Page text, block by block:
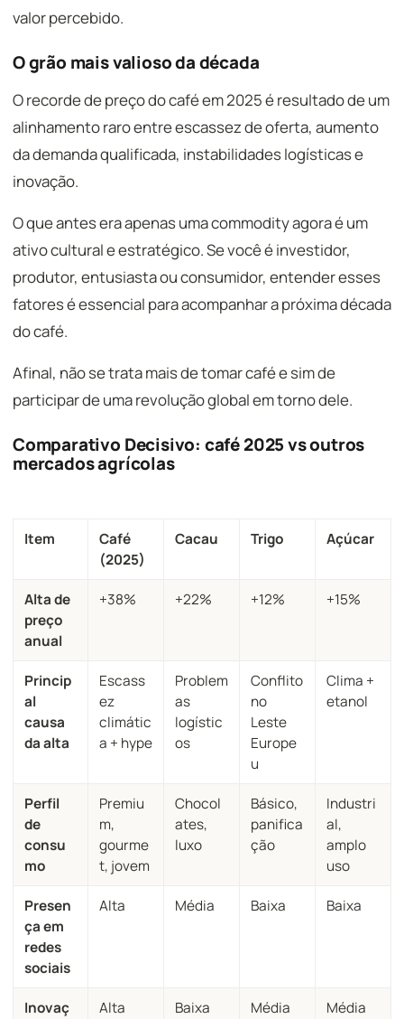
valor percebido.
O grão mais valioso da década
O recorde de preço do café em 2025 é resultado de um
alinhamento raro entre escassez de oferta, aumento
da demanda qualificada, instabilidades logísticas e
inovação.
O que antes era apenas uma commodity agora é um
ativo cultural e estratégico. Se você é investidor,
produtor, entusiasta ou consumidor, entender esses
fatores é essencial para acompanhar a próxima década
do café.
Afinal, não se trata mais de tomar café e sim de
participar de uma revolução global em torno dele.
Comparativo Decisivo: café 2025 vs outros
mercados agrícolas
Item
Café
(2025)
Cacau Trigo Açúcar
Alta de
preço
anual
+38% +22% +12% +15%
Princip
al
causa
da alta
Escass
ez
climátic
a + hype
Problem
as
logístic
os
Conflito
no
Leste
Europe
u
Clima +
etanol
Perfil
de
consu
mo
Premiu
m,
gourme
t, jovem
Chocol
ates,
luxo
Básico,
panifica
ção
Industri
al,
amplo
uso
Presen
ça em
redes
sociais
Alta Média Baixa Baixa
Inovaç
Alta
Baixa Média Média